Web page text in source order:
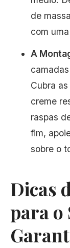
de
com
A
Cubra
creme
raspas
fim,
sobre o
Dicas
para o